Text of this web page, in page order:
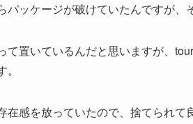
ッケージが破けていたんですが、
て置いているんだと思いますが、
感を放っていたので、捨てられて